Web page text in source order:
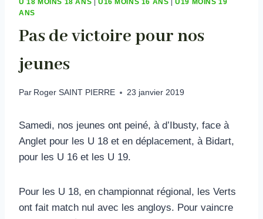
ANS
Pas de victoire pour nos
jeunes
Par Roger SAINT PIERRE 23 janvier 2019
Samedi, nos jeunes ont peiné, à d’Ibusty, face à
Anglet pour les U 18 et en déplacement, à Bidart,
pour les U 16 et les U 19.
Pour les U 18, en championnat régional, les Verts
ont fait match nul avec les angloys. Pour vaincre